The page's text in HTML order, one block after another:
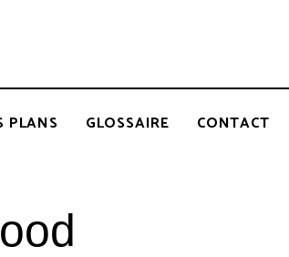
PLANS GLOSSAIRE CONTACT